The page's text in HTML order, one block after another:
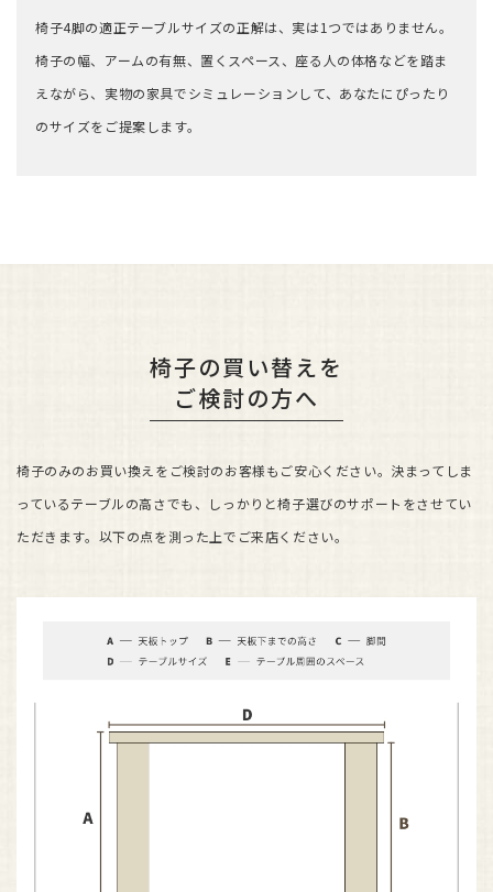
椅子4脚の適正テーブルサイズの正解は、実は1つではありません。
椅子の幅、アームの有無、置くスペース、座る人の体格などを踏ま
えながら、 実物の家具でシミュレーションして、あなたにぴったり
のサイズをご提案します。
椅子の買い替えを
ご検討の方へ
椅子のみのお買い換えをご検討のお客様もご安心ください。 決まってしま
っているテーブルの高さでも、しっかりと椅子選びのサポートをさせてい
ただきます。 以下の点を測った上でご来店ください。